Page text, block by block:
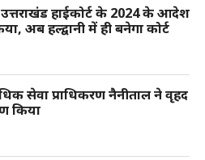
हाईकोर्ट के 2024 के आदेश
अब हल्द्वानी में ही बनेगा कोर्ट
सेवा प्राधिकरण नैनीताल ने वृहद
किया